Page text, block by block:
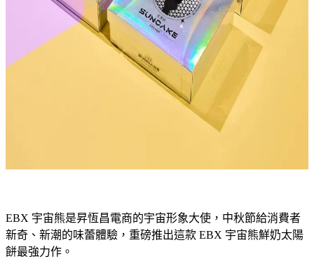
EBX 宇宙熊是昇恆昌電商的宇宙形象大使，中秋節給消費者
新奇、新潮的味蕾體驗，重磅推出這款 EBX 宇宙熊鮮奶太陽
餅最強力作。